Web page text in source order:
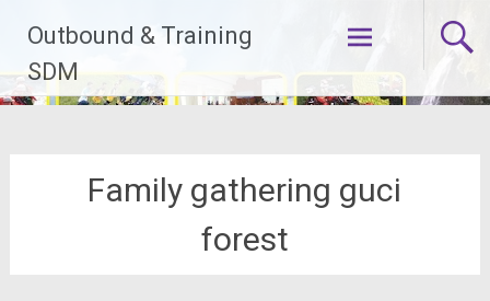
konten
Outbound & Training
SDM
Family gathering guci
forest